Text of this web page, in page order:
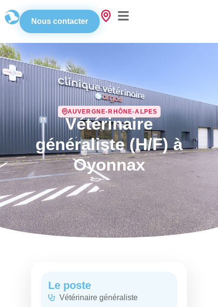
Nous contacter
AUVERGNE-RHÔNE-ALPES
Vétérinaire
généraliste (H/F) à
Oyonnax
Le poste
Vétérinaire généraliste